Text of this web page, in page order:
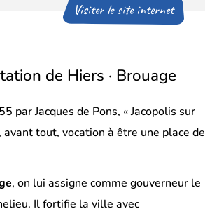
Visiter le site internet
de Hiers · Brouage
par Jacques de Pons, « Jacopolis sur
avant tout, vocation à être une place de
, on lui assigne comme gouverneur le
Il fortifie la ville avec